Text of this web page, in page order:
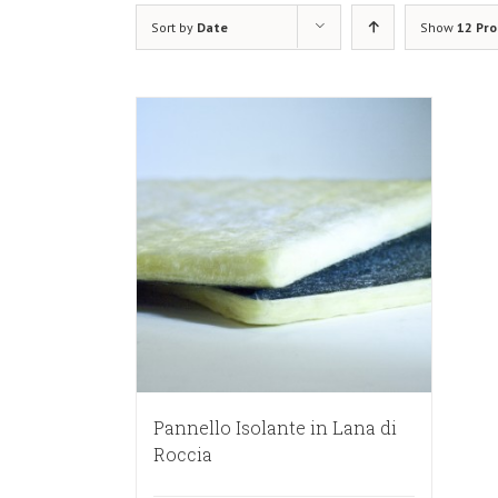
Sort by Date Show 12
Pannello Isolante in Lana di
Roccia